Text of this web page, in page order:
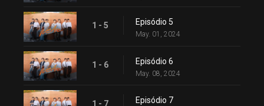
1 - 5 Episódio 5
May. 01, 2024
1 - 6 Episódio 6
May. 08, 2024
1 - 7 Episódio 7